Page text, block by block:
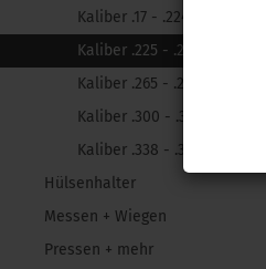
Kaliber .17 - .224
Kaliber .225 - .264
Kaliber .265 - .299
Kaliber .300 - .323
Kaliber .338 - .375
Hülsenhalter
Messen + Wiegen
Pressen + mehr